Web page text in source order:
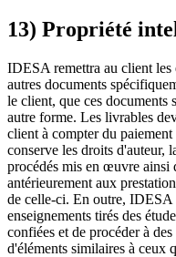
13) Propriété
IDESA remettra au client les
autres documents
le client, que ces documents
autre forme. Les livrables
client à compter du
conserve les droits d'auteur,
procédés mis en œuvre ainsi
antérieurement aux
de celle-ci. En outre, IDESA
enseignements tirés des
confiées et de procéder à
d'éléments similaires à ceux